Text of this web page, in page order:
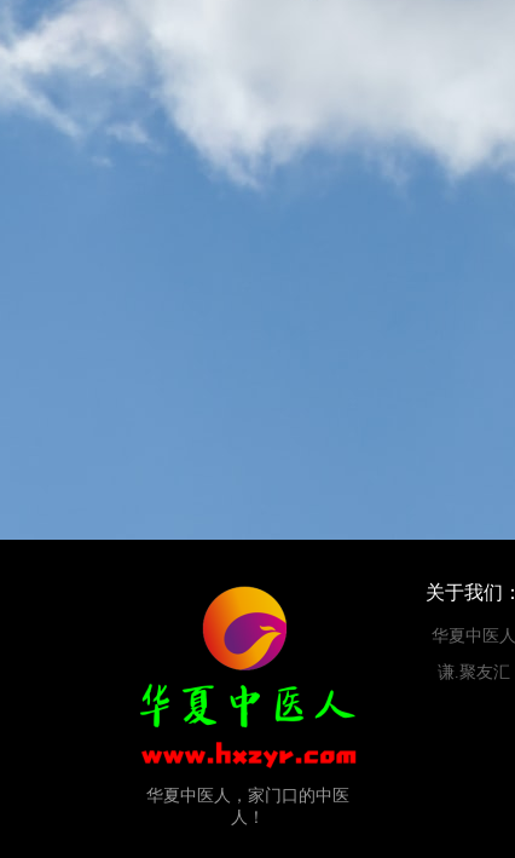
华夏中医人，家门口的中医
人！
关于我们：
华夏中医人
谦.聚友汇